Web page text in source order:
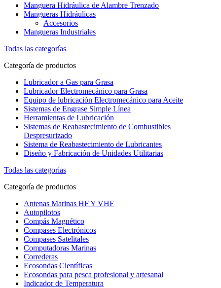
Manguera Hidráulica de Alambre Trenzado
Mangueras Hidráulicas
Accesorios
Mangueras Industriales
Todas las categorías
Categoría de productos
Lubricador a Gas para Grasa
Lubricador Electromecánico para Grasa
Equipo de lubricación Electromecánico para Aceite
Sistemas de Engrase Simple Línea
Herramientas de Lubricación
Sistemas de Reabastecimiento de Combustibles
Despresurizado
Sistema de Reabastecimiento de Lubricantes
Diseño y Fabricación de Unidades Utilitarias
Todas las categorías
Categoría de productos
Antenas Marinas HF Y VHF
Autopilotos
Compás Magnético
Compases Electrónicos
Compases Satelitales
Computadoras Marinas
Correderas
Ecosondas Científicas
Ecosondas para pesca profesional y artesanal
Indicador de Temperatura